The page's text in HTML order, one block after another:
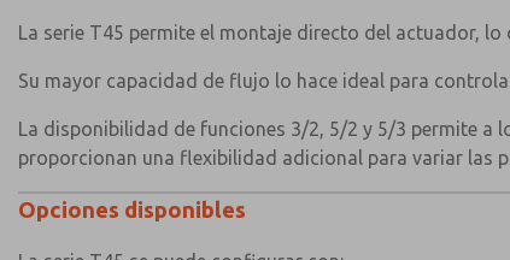
La serie T45 permite el montaje directo del actuador,
Su mayor capacidad de flujo lo hace ideal para
La disponibilidad de funciones 3/2, 5/2 y 5/3 permite a
proporcionan una flexibilidad adicional para variar las
Opciones disponibles